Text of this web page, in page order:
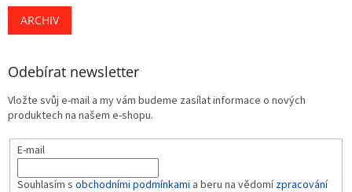
ARCHIV
Odebírat newsletter
Vložte svůj e-mail a my vám budeme zasílat informace o nových
produktech na našem e-shopu.
E-mail
Souhlasím s obchodními podmínkami a beru na vědomízpracování